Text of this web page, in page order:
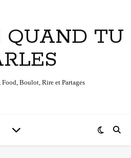
QUAND TU
Boulot, Rire et Partages